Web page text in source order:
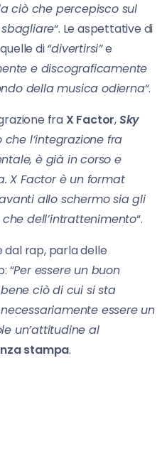
ciò che percepisco sul
“. Le aspettative di
di“divertirsi”e
e discograficamente
della musica odierna“.
fra X Factor,Sky
che l’integrazione fra
è già in corso e
X Factor è un format
allo schermo sia gli
dell’intrattenimento“.
dal rap, parla delle
“Per essere un buon
ciò di cui si sta
essere un
un’attitudine al
stampa.